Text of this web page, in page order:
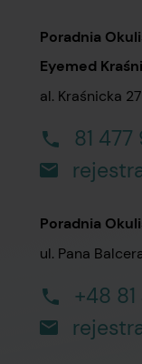
Poradnia
Eyemed
al. Kraśnicka
81
Poradnia
ul. Pana
+48